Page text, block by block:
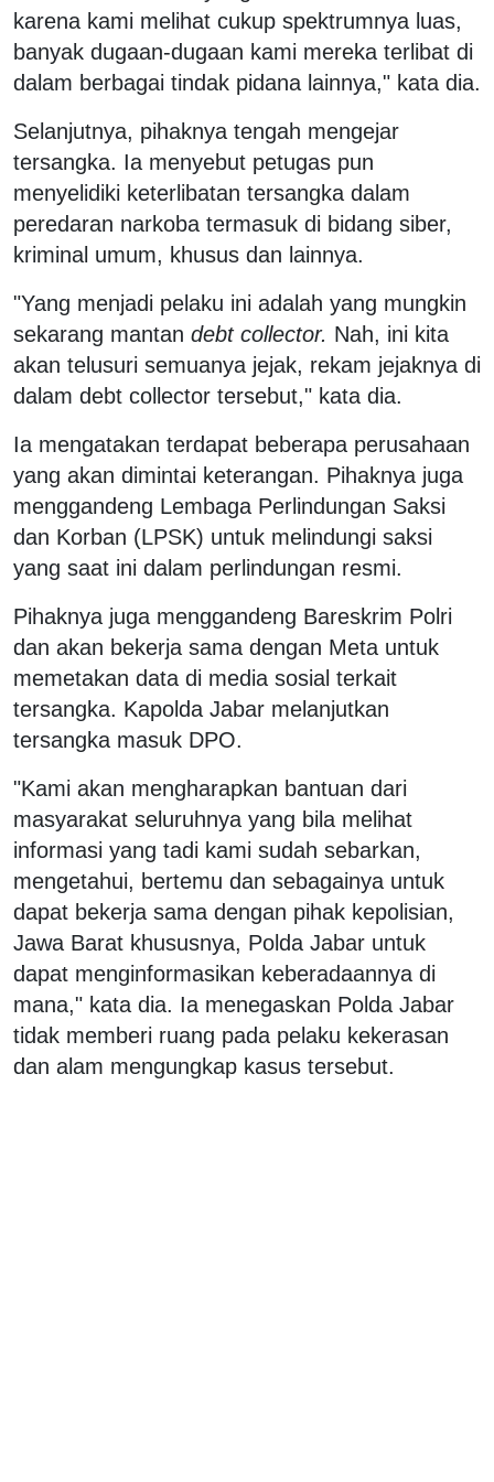
karena kami melihat cukup spektrumnya luas,
banyak dugaan-dugaan kami mereka terlibat di
dalam berbagai tindak pidana lainnya," kata dia.
Selanjutnya, pihaknya tengah mengejar
tersangka. Ia menyebut petugas pun
menyelidiki keterlibatan tersangka dalam
peredaran narkoba termasuk di bidang siber,
kriminal umum, khusus dan lainnya.
"Yang menjadi pelaku ini adalah yang mungkin
sekarang mantan debt collector. Nah, ini kita
akan telusuri semuanya jejak, rekam jejaknya di
dalam debt collector tersebut," kata dia.
Ia mengatakan terdapat beberapa perusahaan
yang akan dimintai keterangan. Pihaknya juga
menggandeng Lembaga Perlindungan Saksi
dan Korban (LPSK) untuk melindungi saksi
yang saat ini dalam perlindungan resmi.
Pihaknya juga menggandeng Bareskrim Polri
dan akan bekerja sama dengan Meta untuk
memetakan data di media sosial terkait
tersangka. Kapolda Jabar melanjutkan
tersangka masuk DPO.
"Kami akan mengharapkan bantuan dari
masyarakat seluruhnya yang bila melihat
informasi yang tadi kami sudah sebarkan,
mengetahui, bertemu dan sebagainya untuk
dapat bekerja sama dengan pihak kepolisian,
Jawa Barat khususnya, Polda Jabar untuk
dapat menginformasikan keberadaannya di
mana," kata dia. Ia menegaskan Polda Jabar
tidak memberi ruang pada pelaku kekerasan
dan alam mengungkap kasus tersebut.